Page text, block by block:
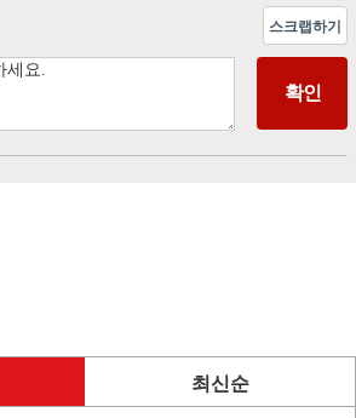
스크랩하기
최신순